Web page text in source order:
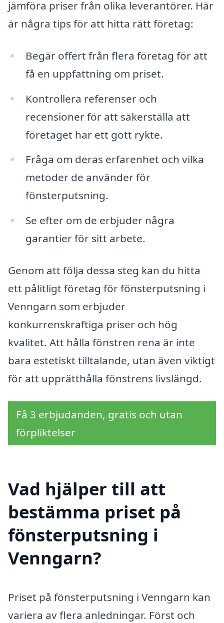
jämföra priser från olika leverantörer. Här
är några tips för att hitta rätt företag:
Begär offert från flera företag för att
få en uppfattning om priset.
Kontrollera referenser och
recensioner för att säkerställa att
företaget har ett gott rykte.
Fråga om deras erfarenhet och vilka
metoder de använder för
fönsterputsning.
Se efter om de erbjuder några
garantier för sitt arbete.
Genom att följa dessa steg kan du hitta
ett pålitligt företag för fönsterputsning i
Venngarn som erbjuder
konkurrenskraftiga priser och hög
kvalitet. Att hålla fönstren rena är inte
bara estetiskt tilltalande, utan även viktigt
för att upprätthålla fönstrens livslängd.
Få 3 erbjudanden, gratis och utan
förpliktelser
Vad hjälper till att
bestämma priset på
fönsterputsning i
Venngarn?
Priset på fönsterputsning i Venngarn kan
variera av flera anledningar. Först och